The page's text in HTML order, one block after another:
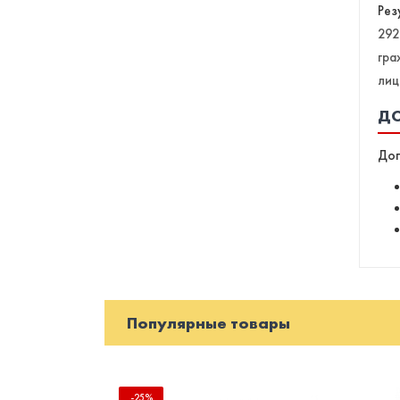
Популярные товары
-25%